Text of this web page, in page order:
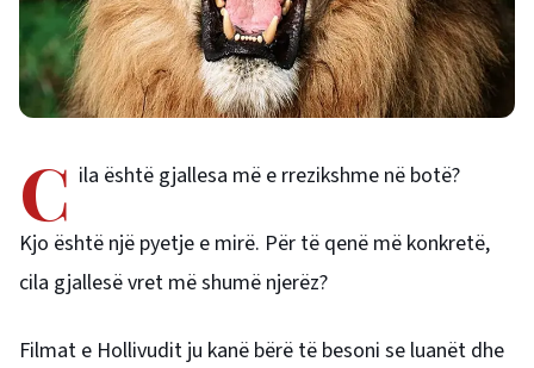
C ila është gjallesa më e rrezikshme në botë?
Kjo është një pyetje e mirë. Për të qenë më konkretë,
cila gjallesë vret më shumë njerëz?
Filmat e Hollivudit ju kanë bërë të besoni se luanët dhe